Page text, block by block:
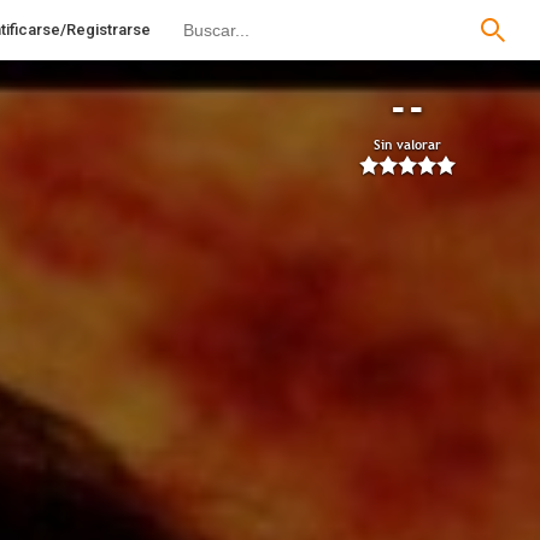
Registrarse
--
Sin valorar